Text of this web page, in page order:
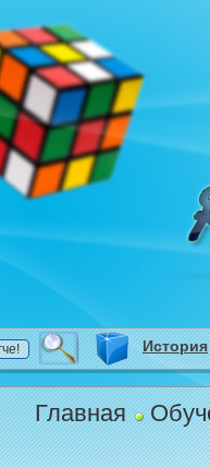
История
Главная